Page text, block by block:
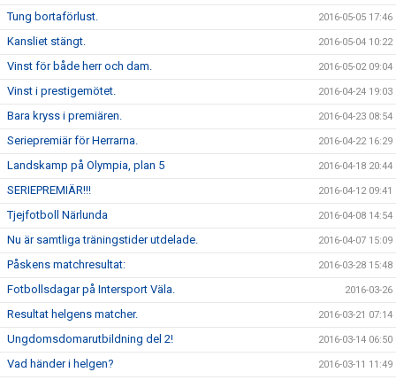
Tung bortaförlust. 2016-05-05 17:46
Kansliet stängt. 2016-05-04 10:22
Vinst för både herr och dam. 2016-05-02 09:04
Vinst i prestigemötet. 2016-04-24 19:03
Bara kryss i premiären. 2016-04-23 08:54
Seriepremiär för Herrarna. 2016-04-22 16:29
Landskamp på Olympia, plan 5 2016-04-18 20:44
SERIEPREMIÄR!!! 2016-04-12 09:41
Tjejfotboll Närlunda 2016-04-08 14:54
Nu är samtliga träningstider utdelade. 2016-04-07 15:09
Påskens matchresultat: 2016-03-28 15:48
Fotbollsdagar på Intersport Väla. 2016-03-26
Resultat helgens matcher. 2016-03-21 07:14
Ungdomsdomarutbildning del 2! 2016-03-14 06:50
Vad händer i helgen? 2016-03-11 11:49